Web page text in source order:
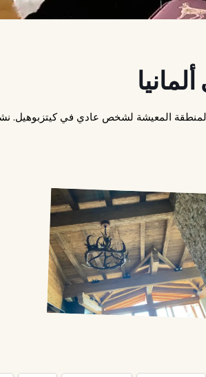
المعيشة لشخص عادي في كيتزبوهيل.